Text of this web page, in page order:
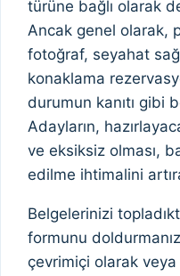
türüne bağlı olarak
Ancak genel olarak,
fotoğraf, seyahat
konaklama
durumun kanıtı gibi
Adayların,
ve eksiksiz olması,
edilme ihtimalini
Belgelerinizi
formunu
çevrimiçi olarak